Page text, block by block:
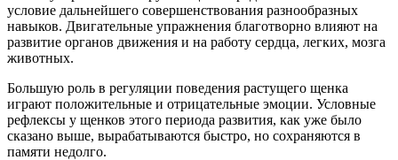
условие дальнейшего совершенствования разнообразных
навыков. Двигательные упражнения благотворно влияют на
развитие органов движения и на работу сердца, легких, мозга
животных.
Большую роль в регуляции поведения растущего щенка
играют положительные и отрицательные эмоции. Условные
рефлексы у щенков этого периода развития, как уже было
сказано выше, вырабатываются быстро, но сохраняются в
памяти недолго.